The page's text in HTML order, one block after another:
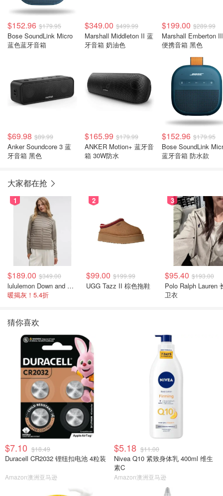
$152.96 $179.95
Bose SoundLink Micro
蓝色蓝牙音箱
$349.00 $499.99
Marshall Middleton II 蓝
牙音箱 奶油色
$199.00 $289.99
Marshall Emberton
便携音箱 黑色
$69.98 $89.99
Anker Soundcore 3 蓝
牙音箱 黑色
$165.99 $179.99
ANKER Motion+ 蓝牙音
箱 30W防水
$152.96 $179.95
Bose SoundLink
蓝牙音箱 防水款
大家都在抢
1
$189.00 $349.00
lululemon Down and Around 羽绒夹克
暖揭灰！5.4折
2
$99.00 $199.99
UGG Tazz II 棕色拖鞋
3
$95.40 $193.00
Polo Ralph Lauren
卫衣
猜你喜欢
$7.10 $18.49
Duracell CR2032 锂纽扣电池 4粒装
Amazon澳洲亚马逊
$5.18 $11.00
Nivea Q10 紧致身体乳 400ml 维生
素C
Amazon澳洲亚马逊